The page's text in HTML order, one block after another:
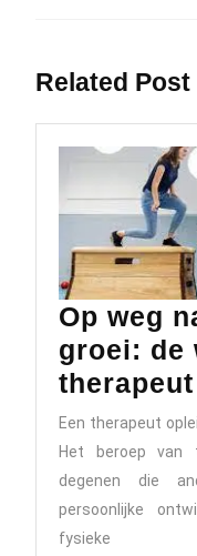
Related Post
Op weg
groei: de
Een therapeut
Het beroep van
degenen die
persoonlijke
fysieke